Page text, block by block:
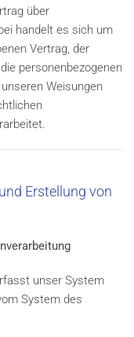
über
handelt es sich um
Vertrag, der
personenbezogenen
Weisungen
Erstellung von
unser System
System des